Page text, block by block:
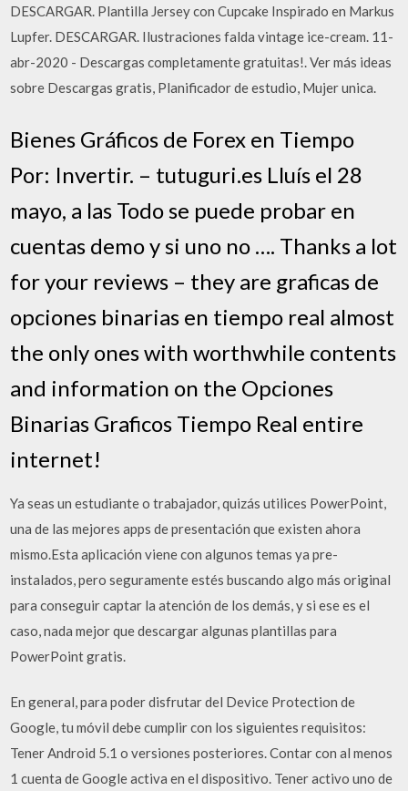
DESCARGAR. Plantilla Jersey con Cupcake Inspirado en Markus
Lupfer. DESCARGAR. Ilustraciones falda vintage ice-cream. 11-
abr-2020 - Descargas completamente gratuitas!. Ver más ideas
sobre Descargas gratis, Planificador de estudio, Mujer unica.
Bienes Gráficos de Forex en Tiempo
Por: Invertir. – tutuguri.es Lluís el 28
mayo, a las Todo se puede probar en
cuentas demo y si uno no …. Thanks a lot
for your reviews – they are graficas de
opciones binarias en tiempo real almost
the only ones with worthwhile contents
and information on the Opciones
Binarias Graficos Tiempo Real entire
internet!
Ya seas un estudiante o trabajador, quizás utilices PowerPoint,
una de las mejores apps de presentación que existen ahora
mismo.Esta aplicación viene con algunos temas ya pre-
instalados, pero seguramente estés buscando algo más original
para conseguir captar la atención de los demás, y si ese es el
caso, nada mejor que descargar algunas plantillas para
PowerPoint gratis.
En general, para poder disfrutar del Device Protection de
Google, tu móvil debe cumplir con los siguientes requisitos:
Tener Android 5.1 o versiones posteriores. Contar con al menos
1 cuenta de Google activa en el dispositivo. Tener activo uno de